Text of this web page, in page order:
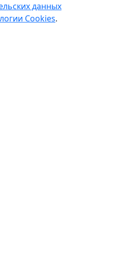
данных
Cookies.